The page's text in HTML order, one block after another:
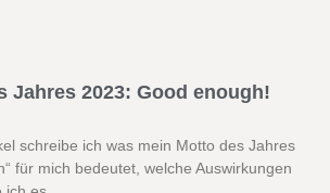
Jahres 2023: Good enough!
schreibe ich was mein Motto des Jahres
für mich bedeutet, welche Auswirkungen